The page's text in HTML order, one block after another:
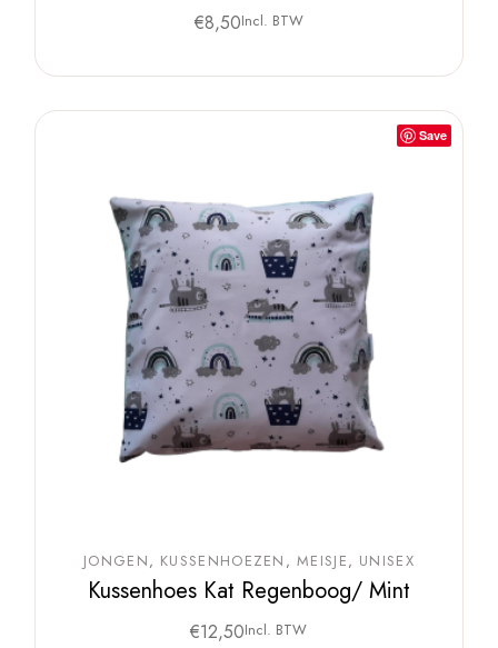
€8,50Incl. BTW
Save
JONGEN KUSSENHOEZEN MEISJE UNISEX
Kussenhoes Kat Regenboog/ Mint
€12,50Incl. BTW